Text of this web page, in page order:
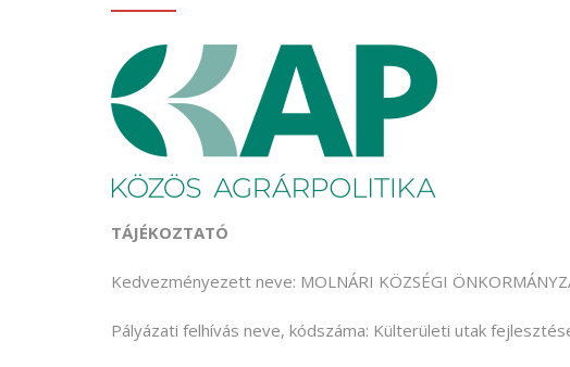
TÁJÉKOZTATÓ
Kedvezményezett neve: MOLNÁRI KÖZSÉGI
Pályázati felhívás neve, kódszáma: Külterületi utak